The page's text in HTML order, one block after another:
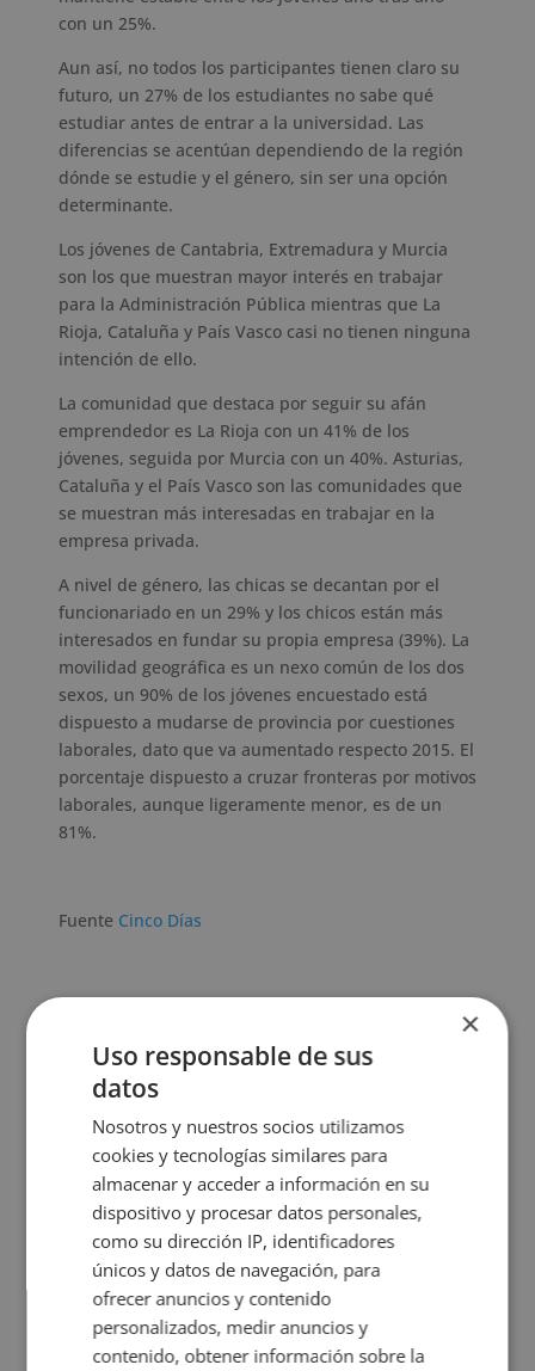
con un 25%.
Aun así, no todos los participantes tienen claro su
futuro, un 27% de los estudiantes no sabe qué
estudiar antes de entrar a la universidad. Las
diferencias se acentúan dependiendo de la región
dónde se estudie y el género, sin ser una opción
determinante.
Los jóvenes de Cantabria, Extremadura y Murcia
son los que muestran mayor interés en trabajar
para la Administración Pública mientras que La
Rioja, Cataluña y País Vasco casi no tienen ninguna
intención de ello.
La comunidad que destaca por seguir su afán
emprendedor es La Rioja con un 41% de los
jóvenes, seguida por Murcia con un 40%. Asturias,
Cataluña y el País Vasco son las comunidades que
se muestran más interesadas en trabajar en la
empresa privada.
A nivel de género, las chicas se decantan por el
funcionariado en un 29% y los chicos están más
interesados en fundar su propia empresa (39%). La
movilidad geográfica es un nexo común de los dos
sexos, un 90% de los jóvenes encuestado está
dispuesto a mudarse de provincia por cuestiones
laborales, dato que va aumentado respecto 2015. El
porcentaje dispuesto a cruzar fronteras por motivos
laborales, aunque ligeramente menor, es de un
81%.
Fuente Cinco Días
Quizá te interese...
¿Qué son los miedos
los más comunes?
Infojobs
Los otros Silicon Valley
del mundo
Encontrar trabajo o
emprender a los 45
×
Uso responsable de sus
datos
Nosotros y nuestros socios utilizamos
cookies y tecnologías similares para
almacenar y acceder a información en su
dispositivo y procesar datos personales,
como su dirección IP, identificadores
únicos y datos de navegación, para
ofrecer anuncios y contenido
personalizados, medir anuncios y
contenido, obtener información sobre la